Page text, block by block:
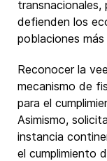
transnacionales,
defienden los
poblaciones más
Reconocer la
mecanismo de
para el
Asimismo,
instancia
el cumplimiento